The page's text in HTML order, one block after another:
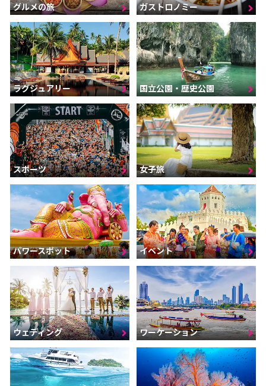
グルメの旅 ガストロノミー
ラグジュアリー 国立公園・歴史公園
スポーツ 女子旅
パワースポット イベント
ウェディング ワーケーション